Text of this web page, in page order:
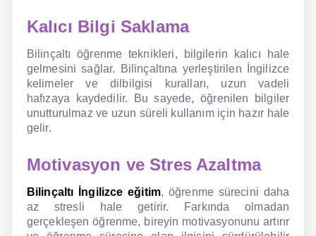
Kalıcı Bilgi Saklama
Bilinçaltı öğrenme teknikleri, bilgilerin kalıcı hale
gelmesini sağlar. Bilinçaltına yerleştirilen İngilizce
kelimeler ve dilbilgisi kuralları, uzun vadeli
hafızaya kaydedilir. Bu sayede, öğrenilen bilgiler
unutturulmaz ve uzun süreli kullanım için hazır hale
gelir.
Motivasyon ve Stres Azaltma
Bilinçaltı İngilizce eğitim, öğrenme sürecini daha
az stresli hale getirir. Farkında olmadan
gerçekleşen öğrenme, bireyin motivasyonunu artırır